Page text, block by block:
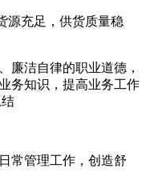
源充足，供货质量稳
廉洁自律的职业道德，
务知识，提高业务工作
常管理工作，创造舒